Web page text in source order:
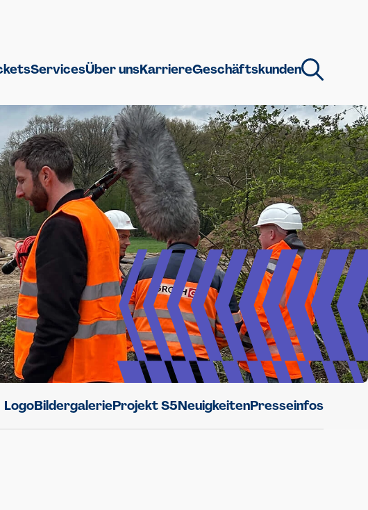
ServicesÜber unsKarriereGeschäftskunden
LogoBildergalerieProjekt S5NeuigkeitenPresseinfos